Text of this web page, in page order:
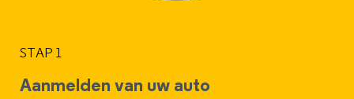
STAP 1
Aanmelden van uw auto